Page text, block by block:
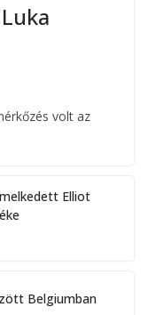
volt az
Elliot
Belgiumban